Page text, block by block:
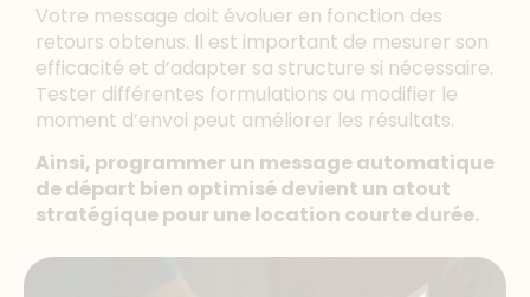
Votre message doit évoluer en fonction des
retours obtenus. Il est important de mesurer son
efficacité et d’adapter sa structure si nécessaire.
Tester différentes formulations ou modifier le
moment d’envoi peut améliorer les résultats.
Ainsi, programmer un message automatique
de départ bien optimisé devient un atout
stratégique pour une location courte durée.